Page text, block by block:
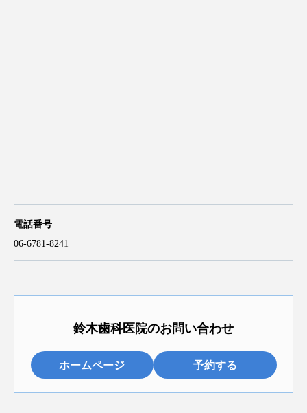
電話番号
06-6781-8241
鈴木歯科医院のお問い合わせ
ホームページ 予約する